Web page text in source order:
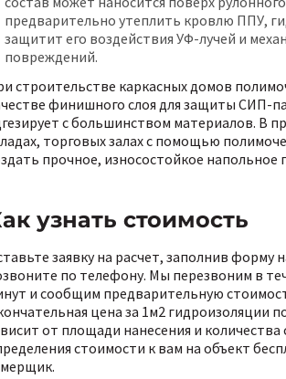
предварительно утеплить кровлю ППУ,
защитит его воздействия УФ-лучей и
повреждений.
строительстве каркасных домов
финишного слоя для защиты СИП-
с большинством материалов. В
торговых залах с помощью
прочное, износостойкое напольное
узнать стоимость
заявку на расчет, заполнив форму
по телефону. Мы перезвоним в
и сообщим предварительную
цена за 1м2 гидроизоляции
от площади нанесения и количества
стоимости к вам на объект